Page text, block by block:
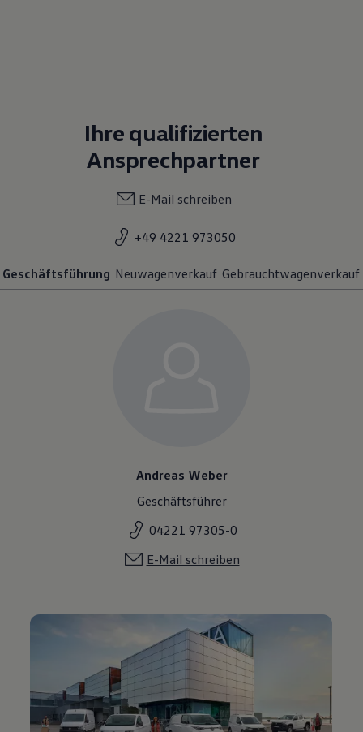
Ihre qualifizierten
Ansprechpartner
E-Mail schreiben
+49 4221 973050
Geschäftsführung Neuwagenverkauf Gebrauchtwagenverkauf
Andreas Weber
Geschäftsführer
04221 97305-0
E-Mail schreiben